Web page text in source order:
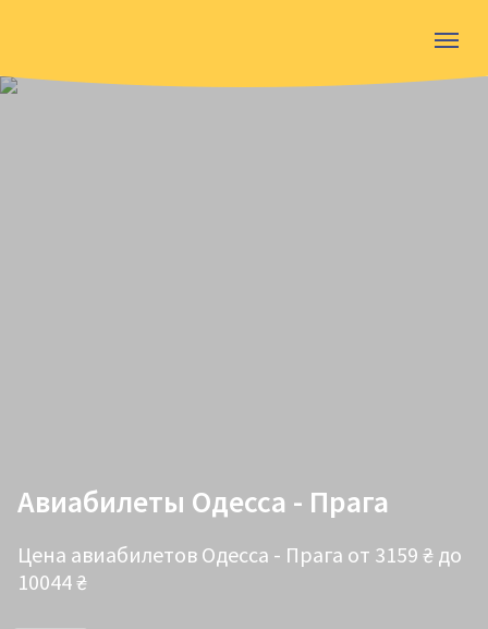
Авиабилеты Одесса - Прага
Цена авиабилетов Одесса - Прага от 3159 ₴ до
10044 ₴